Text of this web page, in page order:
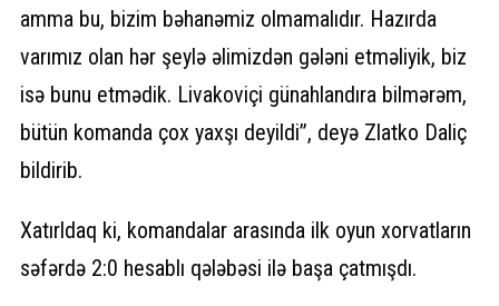
amma bu, bizim bəhanəmiz olmamalıdır. Hazırda
varımız olan hər şeylə əlimizdən gələni etməliyik, biz
isə bunu etmədik. Livakoviçi günahlandıra bilmərəm,
bütün komanda çox yaxşı deyildi”, deyə Zlatko Daliç
bildirib.
Xatırldaq ki, komandalar arasında ilk oyun xorvatların
səfərdə 2:0 hesablı qələbəsi ilə başa çatmışdı.